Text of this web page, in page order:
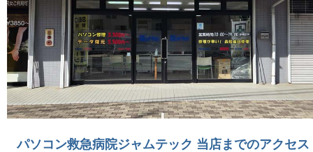
パソコン救急病院ジャムテック 当店までのアクセス